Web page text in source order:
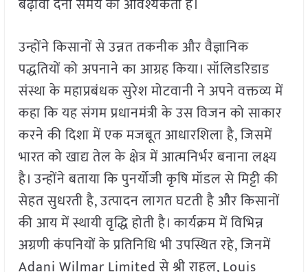
बढ़ावा देना समय की आवश्यकता है।
उन्होंने किसानों से उन्नत तकनीक और वैज्ञानिक
पद्धतियों को अपनाने का आग्रह किया। सॉलिडरिडाड
संस्था के महाप्रबंधक सुरेश मोटवानी ने अपने वक्तव्य में
कहा कि यह संगम प्रधानमंत्री के उस विजन को साकार
करने की दिशा में एक मजबूत आधारशिला है, जिसमें
भारत को खाद्य तेल के क्षेत्र में आत्मनिर्भर बनाना लक्ष्य
है। उन्होंने बताया कि पुनर्योजी कृषि मॉडल से मिट्टी की
सेहत सुधरती है, उत्पादन लागत घटती है और किसानों
की आय में स्थायी वृद्धि होती है। कार्यक्रम में विभिन्न
अग्रणी कंपनियों के प्रतिनिधि भी उपस्थित रहे, जिनमें